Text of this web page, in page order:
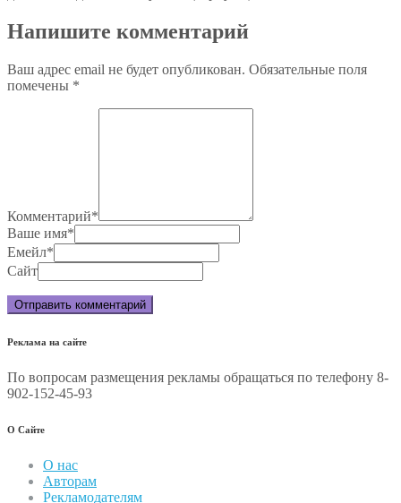
Напишите комментарий
Ваш адрес email не будет опубликован. Обязательные поля
помечены *
Комментарий*
Ваше имя*
Емейл*
Сайт
Реклама на сайте
По вопросам размещения рекламы обращаться по телефону 8-
902-152-45-93
О Сайте
О нас
Авторам
Рекламодателям